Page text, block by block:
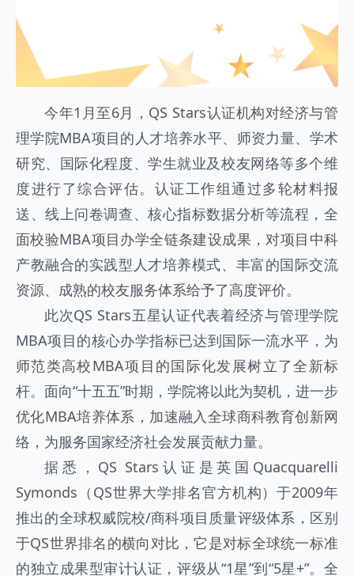
今年1月至6月，QS Stars认证机构对经济与管
理学院MBA项目的人才培养水平、师资力量、学术
研究、国际化程度、学生就业及校友网络等多个维
度进行了综合评估。认证工作组通过多轮材料报
送、线上问卷调查、核心指标数据分析等流程，全
面校验MBA项目办学全链条建设成果，对项目中科
产教融合的实践型人才培养模式、丰富的国际交流
资源、成熟的校友服务体系给予了高度评价。
此次QS Stars五星认证代表着经济与管理学院
MBA项目的核心办学指标已达到国际一流水平，为
师范类高校MBA项目的国际化发展树立了全新标
杆。面向“十五五”时期，学院将以此为契机，进一步
优化MBA培养体系，加速融入全球商科教育创新网
络，为服务国家经济社会发展贡献力量。
据悉，QS Stars认证是英国Quacquarelli
Symonds（QS世界大学排名官方机构）于2009年
推出的全球权威院校/商科项目质量评级体系，区别
于QS世界排名的横向对比，它是对标全球统一标准
的独立成果型审计认证，评级从“1星”到“5星+”。全